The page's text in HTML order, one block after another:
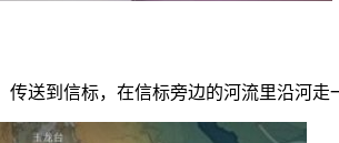
传送到信标，在信标旁边的河流里沿河走